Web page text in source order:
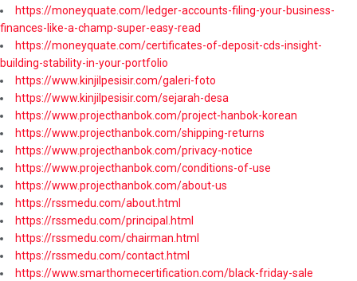
https://moneyquate.com/ledger-accounts-filing-your-business-
finances-like-a-champ-super-easy-read
https://moneyquate.com/certificates-of-deposit-cds-insight-
building-stability-in-your-portfolio
https://www.kinjilpesisir.com/galeri-foto
https://www.kinjilpesisir.com/sejarah-desa
https://www.projecthanbok.com/project-hanbok-korean
https://www.projecthanbok.com/shipping-returns
https://www.projecthanbok.com/privacy-notice
https://www.projecthanbok.com/conditions-of-use
https://www.projecthanbok.com/about-us
https://rssmedu.com/about.html
https://rssmedu.com/principal.html
https://rssmedu.com/chairman.html
https://rssmedu.com/contact.html
https://www.smarthomecertification.com/black-friday-sale